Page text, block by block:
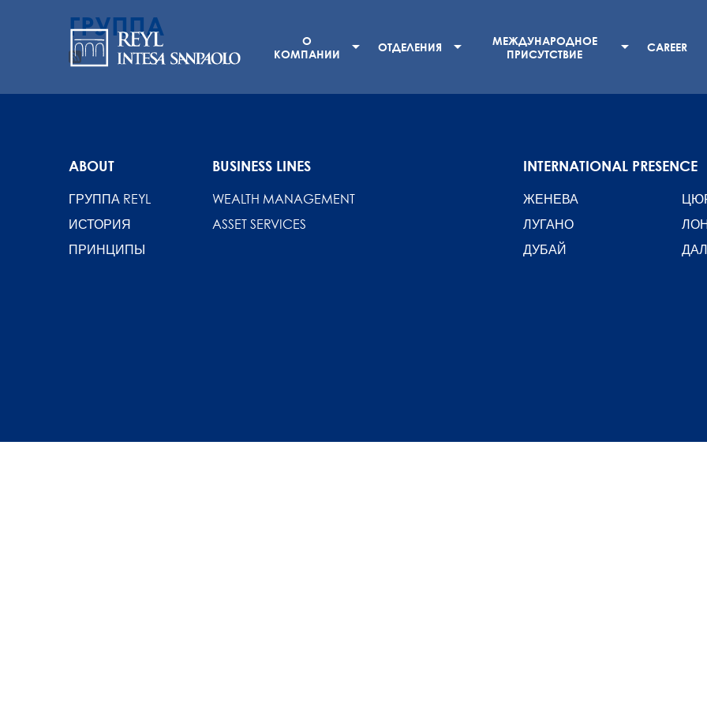
principale
О
КОМПАНИИ
ОТДЕЛЕНИЯ
МЕЖДУНАРОДНОЕ
ПРИСУТСТВИЕ
CAREER
ГРУППА
ABOUT
ГРУППА REYL
ИСТОРИЯ
ПРИНЦИПЫ
BUSINESS LINES
WEALTH MANAGEMENT
ASSET SERVICES
INTERNATIONAL PRESENCE
ЖЕНЕВА
ЛУГАНО
ДУБАЙ